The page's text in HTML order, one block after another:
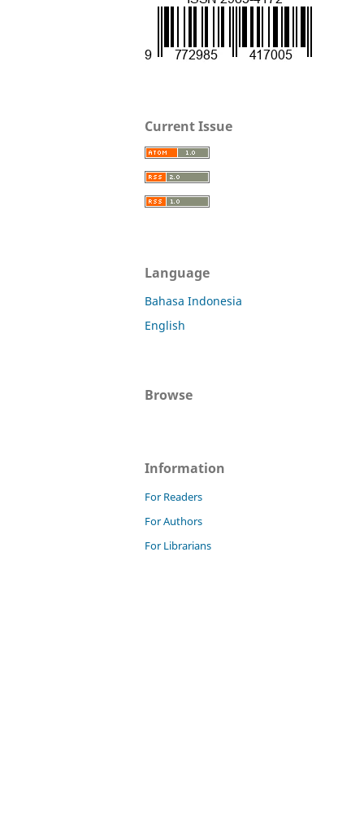
Current Issue
Language
Bahasa Indonesia
English
Browse
Information
For Readers
For Authors
For Librarians